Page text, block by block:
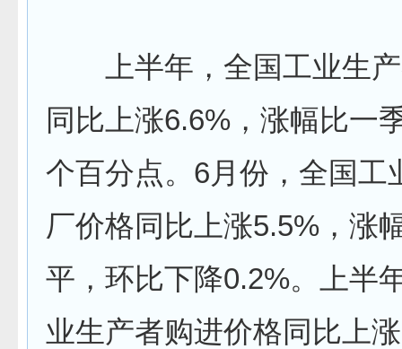
上半年，全国工业生产
同比上涨6.6%，涨幅比一
个百分点。6月份，全国工
厂价格同比上涨5.5%，涨
平，环比下降0.2%。上半
业生产者购进价格同比上